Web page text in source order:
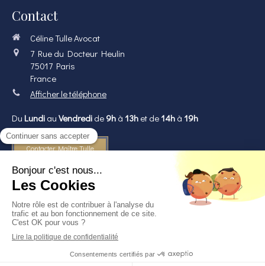
Contact
Céline Tulle Avocat
7 Rue du Docteur Heulin
75017 Paris
France
Afficher le téléphone
Du Lundi au Vendredi de 9h à 13h et de 14h à 19h
Contacter Maître Tulle
©2018-2020 Céline Tulle - Avocat à Paris 17
Création et référencement du site par Simplébo